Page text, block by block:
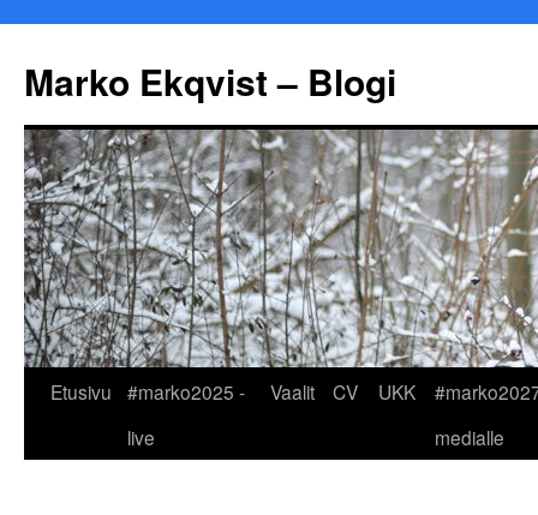
Marko Ekqvist – Blogi
Siirry
Etusivu
#marko2025 -
live
Vaalit CV UKK
medialle